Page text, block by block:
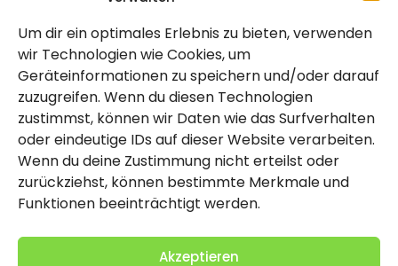
Um dir ein optimales Erlebnis zu bieten, verwenden
wir Technologien wie Cookies, um
Geräteinformationen zu speichern und/oder darauf
zuzugreifen. Wenn du diesen Technologien
zustimmst, können wir Daten wie das Surfverhalten
oder eindeutige IDs auf dieser Website verarbeiten.
Wenn du deine Zustimmung nicht erteilst oder
zurückziehst, können bestimmte Merkmale und
Funktionen beeinträchtigt werden.
Akzeptieren
Rechtlich
Impressum
Datenschutzerklärung
Cookie-Richtlinie (EU)